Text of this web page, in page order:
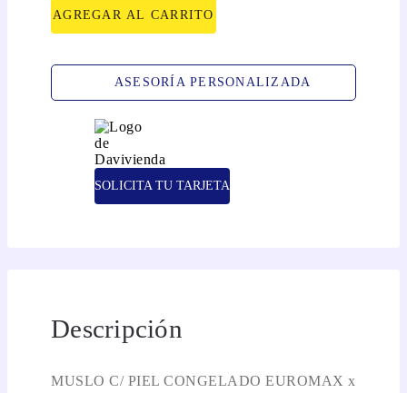
AGREGAR AL CARRITO
ASESORÍA PERSONALIZADA
SOLICITA TU TARJETA
Descripción
MUSLO C/ PIEL CONGELADO EUROMAX x